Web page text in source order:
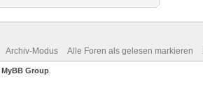
Archiv-Modus Alle Foren als gelesen markieren
MyBB Group.